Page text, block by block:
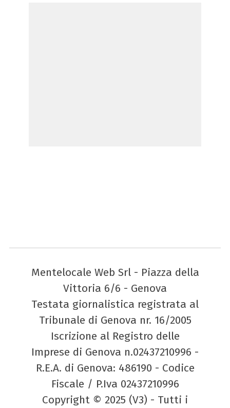
Mentelocale Web Srl - Piazza della
Vittoria 6/6 - Genova
Testata giornalistica registrata al
Tribunale di Genova nr. 16/2005
Iscrizione al Registro delle
Imprese di Genova n.02437210996 -
R.E.A. di Genova: 486190 - Codice
Fiscale / P.Iva 02437210996
Copyright © 2025 (V3) - Tutti i